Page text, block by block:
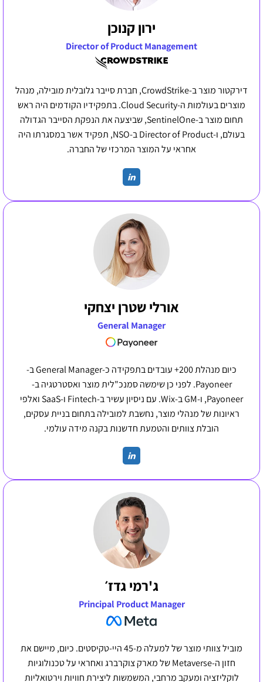
ירון קנוכן
Director of Product Management
דירקטור מוצר ב-CrowdStrike, חברת סייבר גלובלית מובילה, מנהל
מוצרים בעולמות ה-Cloud Security. בתפקידיו הקודמים היה ראש
תחום מוצר ב-SentinelOne, שביצעה את הנפקת הסייבר הגדולה
בעולם, ו-Director of Product ב-NSO, תפקיד אשר במסגרתו היה
אחראי על המוצר המרכזי של החברה.
אורלי שטרן יצחקי
General Manager
כיום מנהלת 200+ עובדים בתפקידה כ-General Manager ב-
Payoneer. לפני כן שימשה סמנכ"לית מוצר ואסטרטגיה ב-
Payoneer, ו-GM ב-Wix. עם ניסיון עשיר ב-Fintech ו-SaaS ואלפי
ראיונות של מנהלי מוצר, נחשבת למובילה בתחום בניית עסקים,
הובלת צוותים והטמעת חדשנות בקנה מידה עולמי.
ג'רמי גדז׳
Principal Product Manager
מוביל צוותי מוצר של למעלה מ-45 היי-טקיסטים. כיום, מיישם את
חזון ה-Metaverse של מארק צוקרברג ואחראי על טכנולוגיות
לוקליזציה ומעקב מרחבי, המשמשות ליצירת חוויות וירטואליות